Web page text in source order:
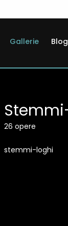
Gallerie Blog
26 opere
stemmi-loghi